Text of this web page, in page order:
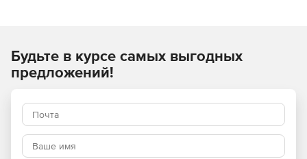
к угрозам разной сложности.
Основные преимущества
Надежная защита мирового уровня
Многоуровневые технологии проактивной защиты
обеспечивают эффективное противостояние различным
Будьте в курсе самых выгодных
предложений!